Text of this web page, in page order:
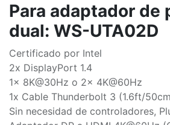
Para adaptador de
dual: WS-UTA02D
Certificado por Intel
2x DisplayPort 1.4
1x 8K@30Hz o 2x 4K@60Hz
1x Cable Thunderbolt 3 (1.6ft/
Sin necesidad de controladores,